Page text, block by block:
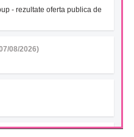
- rezultate oferta publica de
08/2026)